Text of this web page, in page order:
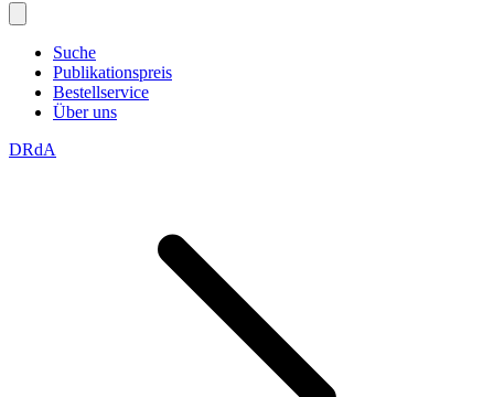
Suche
Publikationspreis
Bestellservice
Über uns
DRdA